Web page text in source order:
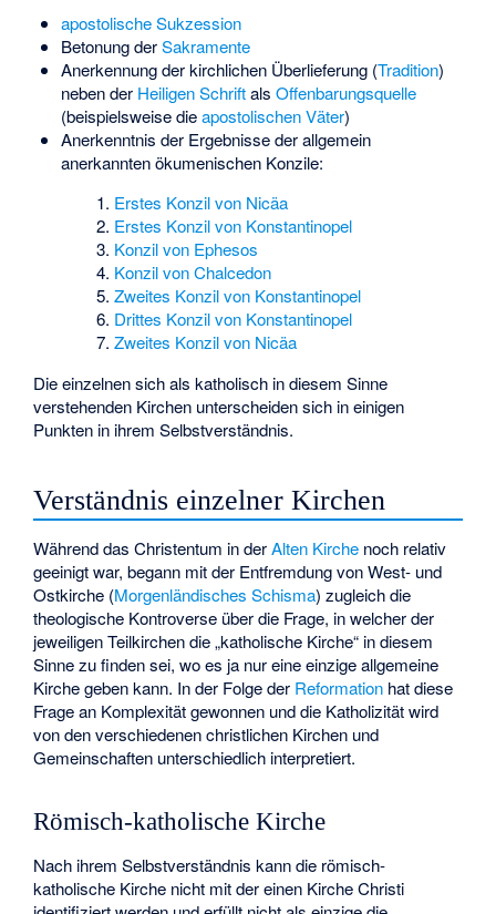
apostolische Sukzession
Betonung derSakramente
Anerkennung der kirchlichen Überlieferung (Tradition)
neben der Heiligen Schriftals Offenbarungsquelle
(beispielsweise dieapostolischen Väter)
Anerkenntnis der Ergebnisse der allgemein
anerkanntenökumenischen Konzile:
Erstes Konzil von Nicäa
Erstes Konzil von Konstantinopel
Konzil von Ephesos
Konzil von Chalcedon
Zweites Konzil von Konstantinopel
Drittes Konzil von Konstantinopel
Zweites Konzil von Nicäa
Die einzelnen sich als katholisch in diesem Sinne
verstehenden Kirchen unterscheiden sich in einigen
Punkten in ihrem Selbstverständnis.
Verständnis einzelner Kirchen
Während das Christentum in derAlten Kirche noch relativ
geeinigt war, begann mit der Entfremdung von West- und
Ostkirche (Morgenländisches Schisma) zugleich die
theologische Kontroverse über die Frage, in welcher der
jeweiligen Teilkirchen die „katholische Kirche“ in diesem
Sinne zu finden sei, wo es ja nur eine einzige allgemeine
Kirche geben kann. In der Folge der Reformation hat diese
Frage an Komplexität gewonnen und die Katholizität wird
von den verschiedenen christlichen Kirchen und
Gemeinschaften unterschiedlich interpretiert.
Römisch-katholische Kirche
Nach ihrem Selbstverständnis kann die römisch-
katholische Kirche nicht mit der einen Kirche Christi